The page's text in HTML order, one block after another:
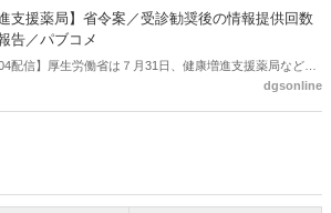
し、令和８年秋頃を目途に結論を得る予定。
進支援薬局】省令案／受診勧奨後の情報提供回数
告／パブコメ
配信】厚生労働省は７月31日、健康増進支援薬局などに
案を示し、パブコメを開始した。受診勧奨を行った後に、
dgsonline